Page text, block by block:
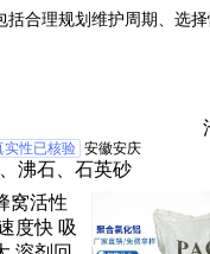
如定期检查、员工培训等
合理规划维护周期、选择
实性已核验 安徽安庆
沸石、石英砂